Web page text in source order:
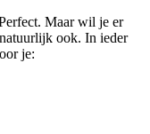
Maar wil je er
ook. In ieder
je: